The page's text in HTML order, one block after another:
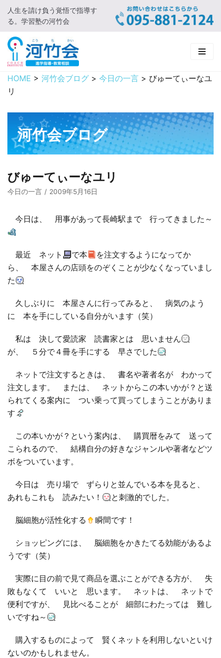
コ
ン
テ
ン
ツ
に
ス
ッ
人生を請け負う覚悟で指導す
る。学習塾の河竹会
HOME
□ お知らせ
□ 河竹会ブログ
河竹会について
□ ごあいさつ
□ 河竹会について
□ 入会について
□ よくあるご質問
受講コース
□ 小学部
□ 中学部
□ 高校部
実 績
□ 実績ご紹介
□ 2019年合格体験記
教育相談
HOME > 河竹会ブログ > 今日の一言 > びゅーてぃーなユ
リ
河竹会ブログ
びゅーてぃーなユリ
今日の一言 2009年5月16日
今日は、 用事があって長崎駅まで 行ってきました～
最近 ネット で本
を注文するようになってか
ら、 本屋さんの店頭をのぞくことが少なくなっていまし
た
久しぶりに 本屋さんに行ってみると、 病気のよう
に 本を手にしている自分がいます（笑）
私は 決して愛読家 読書家とは 思いません
が、 ５分で４冊を手にする 早さでした
ネットで注文するときは、 書名や著者名が わかって
注文します。 または、 ネットからこの本いかが？と送
られてくる案内に つい乗って買ってしまうことがありま
す
この本いかが？という案内は、 購買暦をみて 送って
こられるので、 結構自分の好きなジャンルや著者などツ
ボをついています。
今日は 売り場で ずらりと並んでいる本を見ると、
あれもこれも 読みたい！
と刺激的でした。
脳細胞が活性化する 瞬間です！
ショッピングには、 脳細胞をかきたてる効能があるよ
うです（笑）
実際に目の前で見て商品を選ぶことができる方が、 失
敗もなくて いいと 思います。 ネットは、 ネットで
便利ですが、 見比べることが 細部にわたっては 難し
いですね～
購入するものによって 賢くネットを利用しないといけ
ないのかもしれません。